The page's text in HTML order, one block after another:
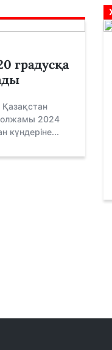
градусқа
2024
күндеріне...